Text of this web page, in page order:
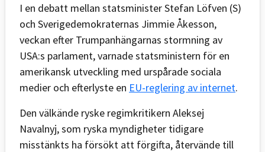
I en debatt mellan statsminister Stefan Löfven (S)
och Sverigedemokraternas Jimmie Åkesson,
veckan efter Trumpanhängarnas stormning av
USA:s parlament, varnade statsministern för en
amerikansk utveckling med urspårade sociala
medier och efterlyste en EU-reglering av internet.
Den välkände ryske regimkritikern Aleksej
Navalnyj, som ryska myndigheter tidigare
misstänkts ha försökt att förgifta, återvände till